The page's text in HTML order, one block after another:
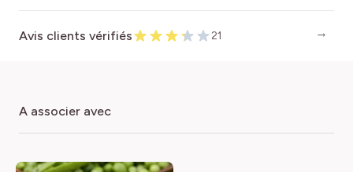
Avis clients vérifiés 21
a associer avec